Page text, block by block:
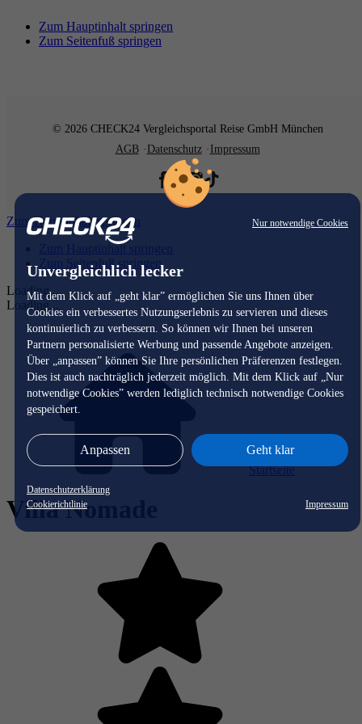
Nur notwendige Cookies
Unvergleichlich lecker
Mit dem Klick auf „geht klar” ermöglichen Sie uns Ihnen über
Cookies ein verbessertes Nutzungserlebnis zu servieren und dieses
kontinuierlich zu verbessern. So können wir Ihnen bei unseren
Partnern personalisierte Werbung und passende Angebote anzeigen.
Über „anpassen” können Sie Ihre persönlichen Präferenzen festlegen.
Dies ist auch nachträglich jederzeit möglich. Mit dem Klick auf „Nur
notwendige Cookies” werden lediglich technisch notwendige Cookies
gespeichert.
Anpassen Geht klar
Datenschutzerklärung
Cookierichtlinie
Impressum
Zum Hauptinhalt springen
Zum Seitenfuß springen
© 2026 CHECK24 Vergleichsportal Reise GmbH München
AGB
Datenschutz Impressum
Zum Hauptinhalt springen
Zum Hauptinhalt springen
Zum Seitenfuß springen
Loading...
Loading...
Startseite
Villa Nomade